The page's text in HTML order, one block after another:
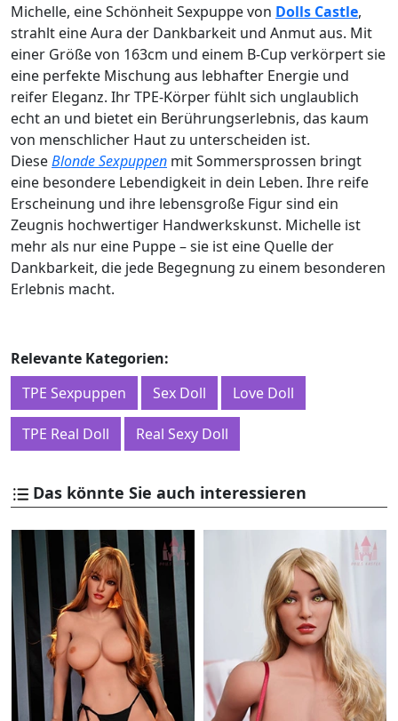
Michelle, eine Schönheit Sexpuppe von Dolls Castle,
strahlt eine Aura der Dankbarkeit und Anmut aus. Mit
einer Größe von 163cm und einem B-Cup verkörpert sie
eine perfekte Mischung aus lebhafter Energie und
reifer Eleganz. Ihr TPE-Körper fühlt sich unglaublich
echt an und bietet ein Berührungserlebnis, das kaum
von menschlicher Haut zu unterscheiden ist.
DieseBlonde Sexpuppen mit Sommersprossen bringt
eine besondere Lebendigkeit in dein Leben. Ihre reife
Erscheinung und ihre lebensgroße Figur sind ein
Zeugnis hochwertiger Handwerkskunst. Michelle ist
mehr als nur eine Puppe – sie ist eine Quelle der
Dankbarkeit, die jede Begegnung zu einem besonderen
Erlebnis macht.
Relevante Kategorien:
TPE Sexpuppen
Sex Doll Love Doll
TPE Real Doll Real Sexy Doll
Das könnte Sie auch interessieren